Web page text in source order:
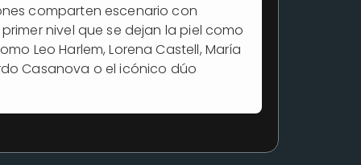
comparten escenario con
nivel que se dejan la piel como
Leo Harlem, Lorena Castell, María
Casanova o el icónico dúo